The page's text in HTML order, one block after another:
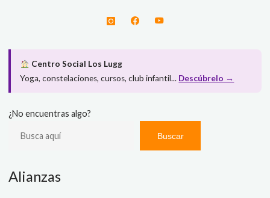
Centro Social Los Lugg
Yoga, constelaciones, cursos, club infantil... Descúbrelo →
¿No encuentras algo?
Buscar
Alianzas